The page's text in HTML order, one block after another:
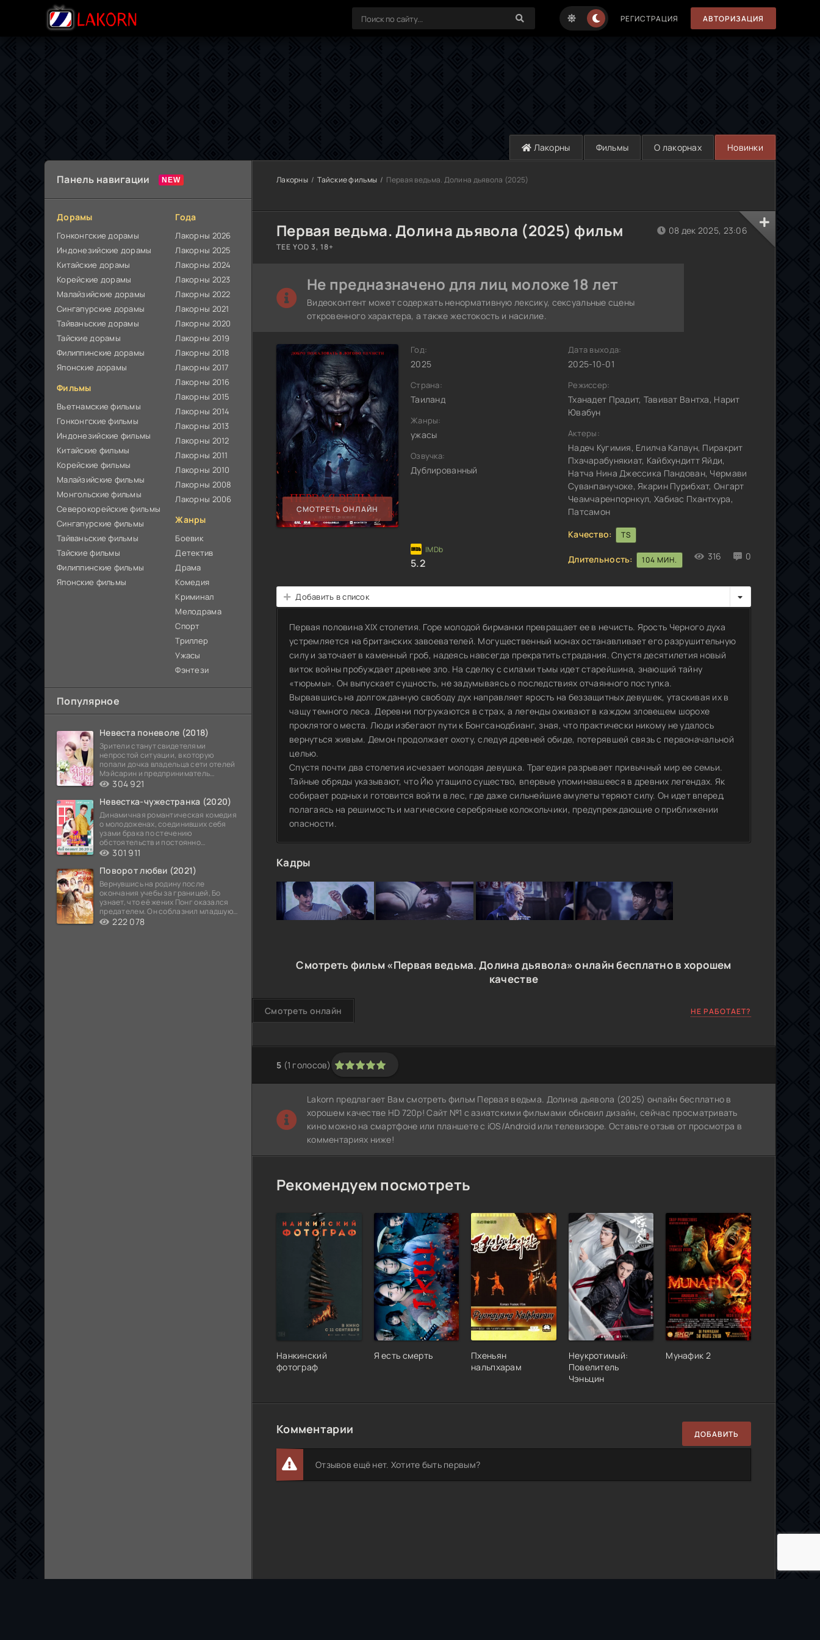
РЕГИСТРАЦИЯ АВТОРИЗАЦИЯ
Лакорны Фильмы О лакорнах Новинки
Панель навигации
Дорамы
Гонконгские дорамы
Индонезийские дорамы
Китайские дорамы
Корейские дорамы
Малайзийские дорамы
Сингапурские дорамы
Тайваньские дорамы
Тайские дорамы
Филиппинские дорамы
Японские дорамы
Фильмы
Вьетнамские фильмы
Гонконгские фильмы
Индонезийские фильмы
Китайские фильмы
Корейские фильмы
Малайзийские фильмы
Монгольские фильмы
Северокорейские фильмы
Сингапурские фильмы
Тайваньские фильмы
Тайские фильмы
Филиппинские фильмы
Японские фильмы
Года
Лакорны 2026
Лакорны 2025
Лакорны 2024
Лакорны 2023
Лакорны 2022
Лакорны 2021
Лакорны 2020
Лакорны 2019
Лакорны 2018
Лакорны 2017
Лакорны 2016
Лакорны 2015
Лакорны 2014
Лакорны 2013
Лакорны 2012
Лакорны 2011
Лакорны 2010
Лакорны 2008
Лакорны 2006
Жанры
Боевик
Детектив
Драма
Комедия
Криминал
Мелодрама
Спорт
Триллер
Ужасы
Фэнтези
Популярное
Невеста поневоле (2018)
Зрители станут свидетелями
непростой ситуации, в которую
попали дочка владельца сети отелей
Мэйсарин и предприниматель
Кетдэн. Обоих главных героев
304 921
Невестка-чужестранка (2020)
Динамичная романтическая комедия
о молодоженах, соединивших себя
узами брака по стечению
обстоятельств и постоянно
попадающих в курьезные ситуации...
301 911
Поворот любви (2021)
Вернувшись на родину после
окончания учебы за границей, Бо
узнает, что её жених Понг оказался
предателем. Он соблазнил младшую
сестру хозяина
222 078
Лакорны Тайские фильмы Первая ведьма. Долина дьявола (2025)
Первая ведьма. Долина дьявола (2025) фильм
TEE YOD 3, 18+
Не предназначено для лиц моложе 18 лет
Видеоконтент может содержать ненормативную лексику, сексуальные сцены
откровенного характера, а также жестокость и насилие.
СМОТРЕТЬ ОНЛАЙН
Год:
2025
Страна:
Таиланд
Жанры:
ужасы
Озвучка:
Дублированный
5.2
316 0
08 дек 2025, 23:06
Дата выхода:
2025-10-01
Режиссер:
Тханадет Прадит, Тавиват Вантха, Нарит
Ювабун
Актеры:
Надеч Кугимия, Елилча Капаун, Пиракрит
Пхачарабунякиат, Кайбхундитт Яйди,
Натча Нина Джессика Пандован, Чермави
Суванпанучоке, Якарин Пурибхат, Онгарт
Чеамчаренпорнкул, Хабиас Пхантхура,
Патсамон
Качество:
TS
Длительность: 104 МИН.
Добавить в список
Первая половина XIX столетия. Горе молодой бирманки превращает ее в нечисть. Ярость Черного духа
устремляется на британских завоевателей. Могущественный монах останавливает его разрушительную
силу и заточает в каменный гроб, надеясь навсегда прекратить страдания. Спустя десятилетия новый
виток войны пробуждает древнее зло. На сделку с силами тьмы идет старейшина, знающий тайну
«тюрьмы». Он выпускает сущность, не задумываясь о последствиях отчаянного поступка.
Вырвавшись на долгожданную свободу дух направляет ярость на беззащитных девушек, утаскивая их в
чащу темного леса. Деревни погружаются в страх, а легенды оживают в каждом зловещем шорохе
проклятого места. Люди избегают пути к Бонгсанодбианг, зная, что практически никому не удалось
вернуться живым. Демон продолжает охоту, следуя древней обиде, потерявшей связь с первоначальной
целью.
Спустя почти два столетия исчезает молодая девушка. Трагедия разрывает привычный мир ее семьи.
Тайные обряды указывают, что Йю утащило существо, впервые упоминавшееся в древних легендах. Як
собирает родных и готовится войти в лес, где даже сильнейшие амулеты теряют силу. Он идет вперед,
полагаясь на решимость и магические серебряные колокольчики, предупреждающие о приближении
опасности.
Кадры
Смотреть фильм «Первая ведьма. Долина дьявола» онлайн бесплатно в хорошем
качестве
Смотреть онлайн НЕ РАБОТАЕТ?
5 (1 голосов)
2 3 4 5
Lakorn предлагает Вам смотреть фильм Первая ведьма. Долина дьявола (2025) онлайн бесплатно в
хорошем качестве HD 720p! Сайт №1 с азиатскими фильмами обновил дизайн, сейчас просматривать
кино можно на смартфоне или планшете с iOS/Android или телевизоре. Оставьте отзыв от просмотра в
комментариях ниже!
Рекомендуем посмотреть
Нанкинский
фотограф
Я есть смерть
Пхеньян
нальпхарам
Неукротимый:
Повелитель
Чэньцин
Мунафик 2
Комментарии ДОБАВИТЬ
Отзывов ещё нет. Хотите быть первым?